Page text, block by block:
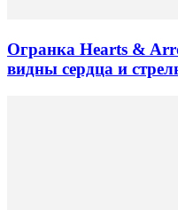
Огранка Hearts &
видны сердца и